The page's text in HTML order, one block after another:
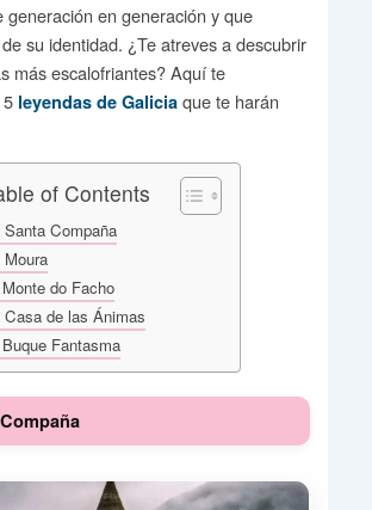
generación en generación y que
su identidad. ¿Te atreves a descubrir
más escalofriantes? Aquí te
leyendas de Galiciaque te harán
of Contents
Santa Compaña
Moura
do Facho
Casa de las Ánimas
Fantasma